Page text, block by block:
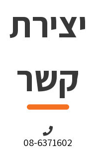
יצירת
קשר
08-6371602